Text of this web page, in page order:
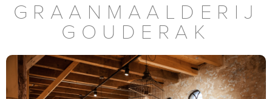
GRAANMAALDERIJ
GOUDERAK